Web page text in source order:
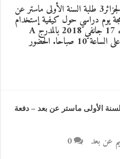
نعلم إدارة الماستر عن بعد لجامعة الجزائر3 طلبة السنة الأولى ماستر عن
2018 أنه تم برمجة يوم دراسي حول كيفية إستخدام
أرضية التعليم عن بعد يوم الأربعاء 17 جانفي 2018 بالمدرج A
ملحقة بن عكنون – INC سابقا- على الساعة 10 صباحا. الحضور
الأولى ماستر عن بعد – دفعة
عن بعد 0